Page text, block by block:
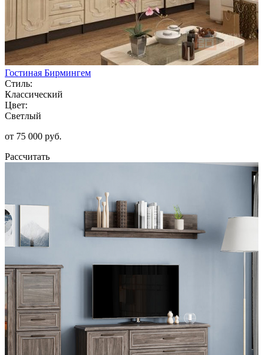
Гостиная Бирмингем
Стиль:
Классический
Цвет:
Светлый
от 75 000 руб.
Рассчитать